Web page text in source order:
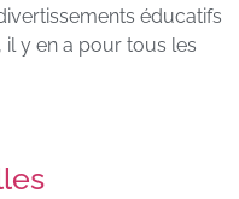
éducatifs
y en a pour tous les